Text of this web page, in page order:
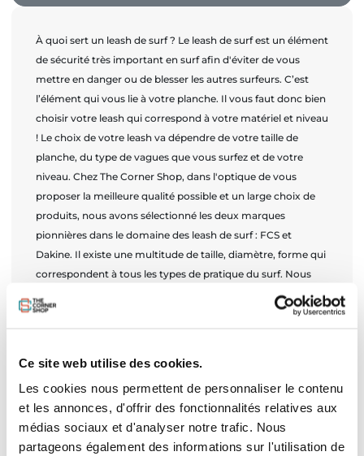
Ce site web utilise des cookies.
Les cookies nous permettent de personnaliser le contenu
et les annonces, d'offrir des fonctionnalités relatives aux
médias sociaux et d'analyser notre trafic. Nous
partageons également des informations sur l'utilisation de
À quoi sert un leash de surf ? Le leash de surf est un élément
de sécurité très important en surf afin d'éviter de vous
mettre en danger ou de blesser les autres surfeurs. C’est
l’élément qui vous lie à votre planche. Il vous faut donc bien
choisir votre leash qui correspond à votre matériel et niveau
! Le choix de votre leash va dépendre de votre taille de
planche, du type de vagues que vous surfez et de votre
niveau. Chez The Corner Shop, dans l'optique de vous
proposer la meilleure qualité possible et un large choix de
produits, nous avons sélectionné les deux marques
pionnières dans le domaine des leash de surf : FCS et
Dakine. Il existe une multitude de taille, diamètre, forme qui
correspondent à tous les types de pratique du surf. Nous
allons vous présenter les critères à prendre en compte.
Comment choisir son leash ? Choisissez votre leash en
s'échelonnent entre 5" pour les plus petites shortboards et
jusqu’à 10’ pour les SUP et longboard. Il faut que sa
longueur soit proportionnelle à la taille de la planche. -
Planche comprise entre 5'0 et 5’6 ===> Leash de 5’6 -
Planche comprise entre 5'6 et 6’0 ===> Leash de 6' - Planche